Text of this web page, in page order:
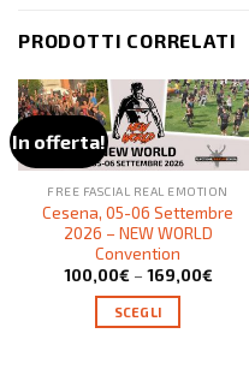
PRODOTTI CORRELATI
In offerta!
FREE FASCIAL REAL EMOTION
Cesena, 05-06 Settembre
2026 – NEW WORLD
Convention
100,00€ – 169,00€
SCEGLI